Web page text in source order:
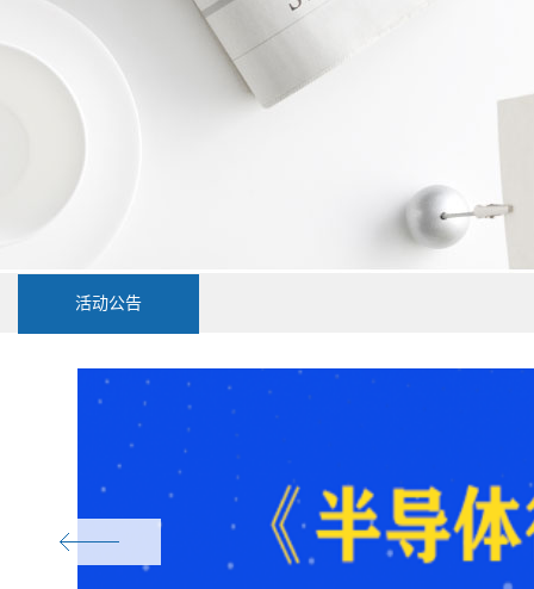
活动公告
数据统计分析
活动公告